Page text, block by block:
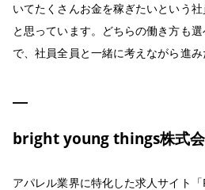
いてたくさんお金を稼ぎたいという
と思っています。どちらの働き方も
で、社員全員と一緒に考えながら進み
bright young things株式会
アパレル業界に特化した求人サイト